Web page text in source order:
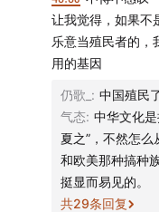
Afternoon - Ennio
- 互动方式 -
商务合作：
让我觉得，如果不
乐意当殖民者的，
用的基因
仍歌_ : 中国殖民
气态: 中华文化
夏之”，不然怎
和欧美那种搞种
挺显而易见的。
共29条回复